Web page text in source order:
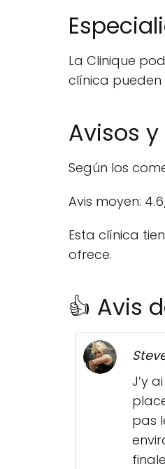
La Clinique
clínica
Avisos
Según los
Avis moyen:
Esta clínica
ofrece.
👍 Avis
J’y
pas